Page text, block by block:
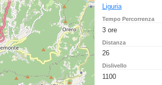
Liguria
Tempo Percorrenza
3 ore
Distanza
26
Dislivello
1100